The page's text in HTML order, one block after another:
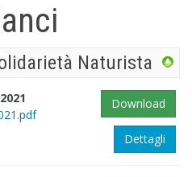
Naturista
Download
Dettagli